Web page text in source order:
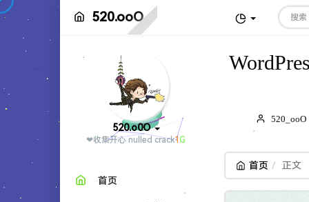
520.ooO
520.o0O
❤收集开心 nulled cra?oa0
首页
博
520_ooO
首页 正文